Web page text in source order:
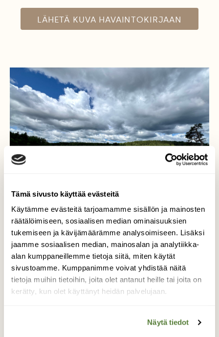
Tämä sivusto käyttää evästeitä
Käytämme evästeitä tarjoamamme sisällön ja mainosten
räätälöimiseen, sosiaalisen median ominaisuuksien
tukemiseen ja kävijämäärämme analysoimiseen. Lisäksi
jaamme sosiaalisen median, mainosalan ja analytiikka-
alan kumppaneillemme tietoja siitä, miten käytät
sivustoamme. Kumppanimme voivat yhdistää näitä
tietoja muihin tietoihin, joita olet antanut heille tai joita on
kerätty, kun olet käyttänyt heidän palvelujaan.
Näytä tiedot
LÄHETÄ KUVA HAVAINTOKIRJAAN
Kesäpäivä
Lahnajärvi 30.6.2025